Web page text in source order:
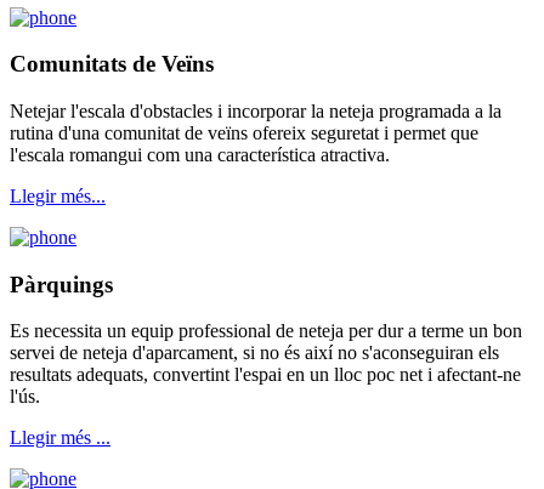
Comunitats de Veïns
Netejar l'escala d'obstacles i incorporar la neteja programada a la
rutina d'una comunitat de veïns ofereix seguretat i permet que
l'escala romangui com una característica atractiva.
Llegir més...
Pàrquings
Es necessita un equip professional de neteja per dur a terme un bon
servei de neteja d'aparcament, si no és així no s'aconseguiran els
resultats adequats, convertint l'espai en un lloc poc net i afectant-ne
l'ús.
Llegir més ...